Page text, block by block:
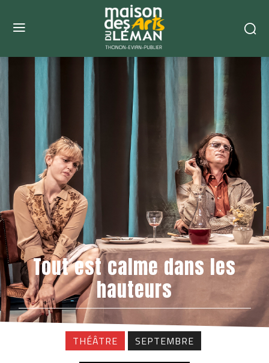
Tout est calme dans les
hauteurs
THÉÂTRE SEPTEMBRE